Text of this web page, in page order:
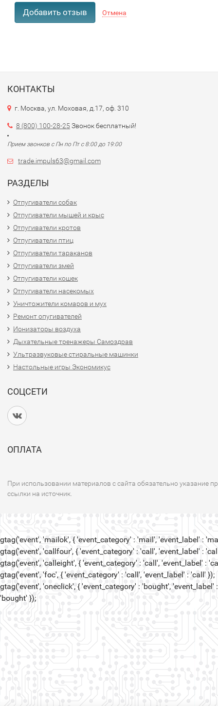
Отмена
КОНТАКТЫ
г. Москва, ул. Моховая, д.17, оф. 310
8 (800) 100-28-25 Звонок бесплатный!
Прием звонков с Пн по Пт с 8:00 до 19:00
trade.impuls63@gmail.com
РАЗДЕЛЫ
Отпугиватели собак
Отпугиватели мышей и крыс
Отпугиватели кротов
Отпугиватели птиц
Отпугиватели тараканов
Отпугиватели змей
Отпугиватели кошек
Отпугиватели насекомых
Уничтожители комаров и мух
Ремонт опугивателей
Ионизаторы воздуха
Дыхательные тренажеры Самоздрав
Ультразвуковые стиральные машинки
Настольные игры Экономикус
СОЦСЕТИ
ОПЛАТА
При использовании материалов с сайта обязательно указание
ссылки на источник.
gtag('event', 'mailok', { 'event_category' : 'mail', 'event_label' :
gtag('event', 'callfour', { 'event_category' : 'call', 'event_label' :
gtag('event', 'calleight', { 'event_category' : 'call', 'event_label' :
gtag('event', 'foc', { 'event_category' : 'call', 'event_label' : 'call' });
gtag('event', 'oneclick', { 'event_category' : 'bought', 'event_label' :
'bought' });